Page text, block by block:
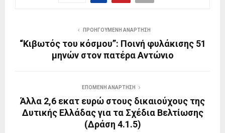
ΠΡΟΗΓΟΎΜΕΝΗ ΑΝΆΡΤΗΣΗ
“Κιβωτός του κόσμου”: Ποινή φυλάκισης 51
μηνών στον πατέρα Αντώνιο
ΕΠΌΜΕΝΗ ΑΝΆΡΤΗΣΗ
Άλλα 2,6 εκατ ευρώ στους δικαιούχους της
Δυτικής Ελλάδας για τα Σχέδια Βελτίωσης
(Δράση 4.1.5)